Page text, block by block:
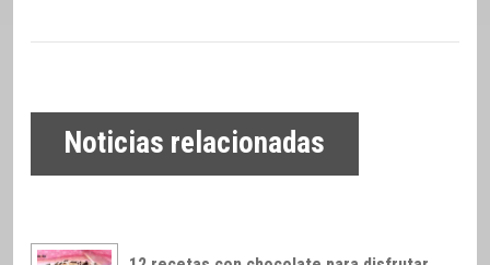
Noticias relacionadas